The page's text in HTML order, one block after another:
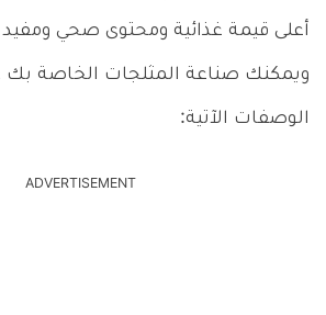
أعلى قيمة غذائية ومحتوى صحي ومفيد
ويمكنك صناعة المثلجات الخاصة
الوصفات الآتية:
ADVERTISEMENT